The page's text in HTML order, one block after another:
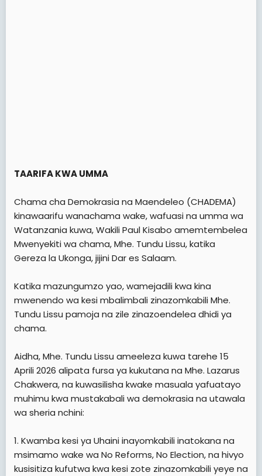
TAARIFA KWA UMMA
Chama cha Demokrasia na Maendeleo (CHADEMA)
kinawaarifu wanachama wake, wafuasi na umma wa
Watanzania kuwa, Wakili Paul Kisabo amemtembelea
Mwenyekiti wa chama, Mhe. Tundu Lissu, katika
Gereza la Ukonga, jijini Dar es Salaam.
Katika mazungumzo yao, wamejadili kwa kina
mwenendo wa kesi mbalimbali zinazomkabili Mhe.
Tundu Lissu pamoja na zile zinazoendelea dhidi ya
chama.
Aidha, Mhe. Tundu Lissu ameeleza kuwa tarehe 15
Aprili 2026 alipata fursa ya kukutana na Mhe. Lazarus
Chakwera, na kuwasilisha kwake masuala yafuatayo
muhimu kwa mustakabali wa demokrasia na utawala
wa sheria nchini:
1. Kwamba kesi ya Uhaini inayomkabili inatokana na
msimamo wake wa No Reforms, No Election, na hivyo
kusisitiza kufutwa kwa kesi zote zinazomkabili yeye na